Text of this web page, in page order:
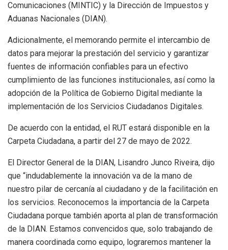
Comunicaciones (MINTIC) y la Dirección de Impuestos y
Aduanas Nacionales (DIAN).
Adicionalmente, el memorando permite el intercambio de
datos para mejorar la prestación del servicio y garantizar
fuentes de información confiables para un efectivo
cumplimiento de las funciones institucionales, así como la
adopción de la Política de Gobierno Digital mediante la
implementación de los Servicios Ciudadanos Digitales.
De acuerdo con la entidad, el RUT estará disponible en la
Carpeta Ciudadana, a partir del 27 de mayo de 2022.
El Director General de la DIAN, Lisandro Junco Riveira, dijo
que “indudablemente la innovación va de la mano de
nuestro pilar de cercanía al ciudadano y de la facilitación en
los servicios. Reconocemos la importancia de la Carpeta
Ciudadana porque también aporta al plan de transformación
de la DIAN. Estamos convencidos que, solo trabajando de
manera coordinada como equipo, lograremos mantener la